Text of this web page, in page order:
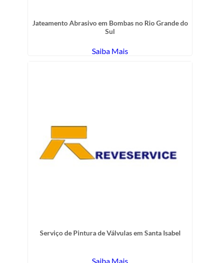
Jateamento Abrasivo em Bombas no Rio Grande do
Sul
Saiba Mais
Serviço de Pintura de Válvulas em Santa Isabel
Saiba Mais